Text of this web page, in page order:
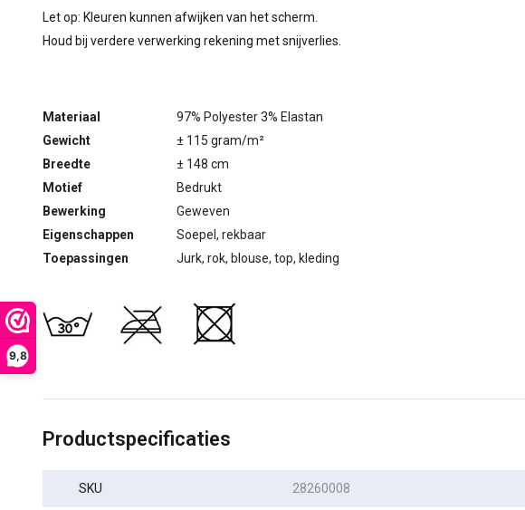
9,8
Let op: Kleuren kunnen afwijken van het scherm.
Houd bij verdere verwerking rekening met snijverlies.
Materiaal
97% Polyester 3% Elastan
Gewicht
± 115 gram/m²
Breedte
± 148 cm
Motief
Bedrukt
Bewerking
Geweven
Eigenschappen
Soepel, rekbaar
Toepassingen
Jurk, rok, blouse, top, kleding
Productspecificaties
SKU 28260008